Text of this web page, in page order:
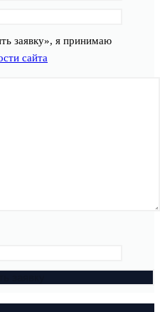
заявку», я принимаю
сайта